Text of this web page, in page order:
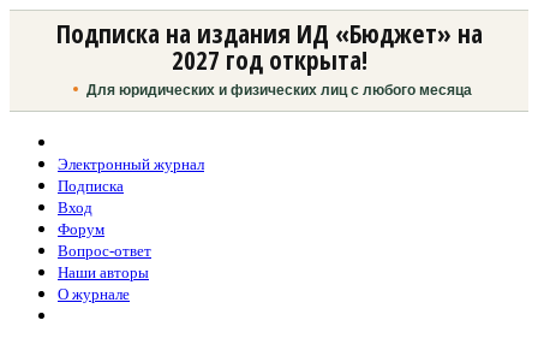
Подписка на издания ИД «Бюджет» на
2027 год открыта!
Для юридических и физических лиц с любого месяца
Электронный журнал
Подписка
Вход
Форум
Вопрос-ответ
Наши авторы
О журнале